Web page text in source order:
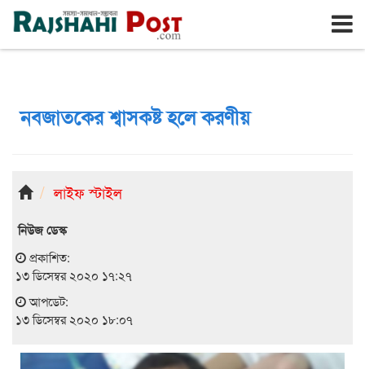
রাজশাহী বৃহঃস্পতিবার, ৬ই আগস্ট ২০২৬, ২৩শে শ্রাবণ ১৪৩৩
নবজাতকের শ্বাসকষ্ট হলে করণীয়
লাইফ স্টাইল
নিউজ ডেস্ক
প্রকাশিত:
১৩ ডিসেম্বর ২০২০ ১৭:২৭
আপডেট:
১৩ ডিসেম্বর ২০২০ ১৮:০৭